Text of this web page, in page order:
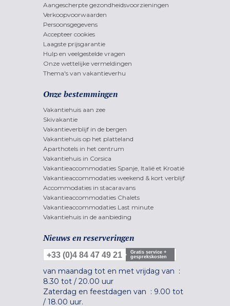
Aangescherpte gezondheidsvoorzieningen
Verkoopvoorwaarden
Persoonsgegevens
Accepteer cookies
Laagste prijsgarantie
Hulp en veelgestelde vragen
Onze wettelijke vermeldingen
Thema's van vakantieverhu
Onze bestemmingen
Vakantiehuis aan zee
Skivakantie
Vakantieverblijf in de bergen
Vakantiehuis op het platteland
Aparthotels in het centrum
Vakantiehuis in Corsica
Vakantieaccommodaties Spanje, Italië et Kroatië
Vakantieaccommodaties weekend & kort verblijf
Accommodaties in stacaravans
Vakantieaccommodaties Chalets
Vakantieaccommodaties Last minute
Vakantiehuis in de aanbieding
Nieuws en reserveringen
+33 (0)4 84 47 49 21
Gratis service +
gesprekskosten
van maandag tot en met vrijdag van :
8.30 tot / 20.00 uur
Zaterdag en feestdagen van : 9.00 tot
/ 18.00 uur.